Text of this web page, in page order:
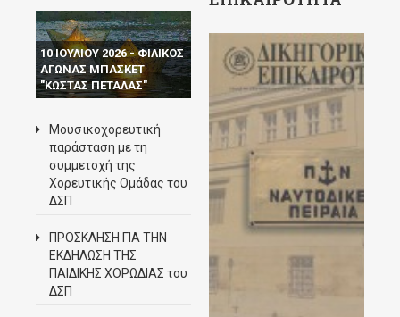
10 ΙΟΥΛΙΟΥ 2026 - ΦΙΛΙΚΟΣ
ΑΓΩΝΑΣ ΜΠΑΣΚΕΤ
"ΚΩΣΤΑΣ ΠΕΤΑΛΑΣ"
Μουσικοχορευτική
παράσταση με τη
συμμετοχή της
Χορευτικής Ομάδας του
ΔΣΠ
ΠΡΟΣΚΛΗΣΗ ΓΙΑ ΤΗΝ
ΕΚΔΗΛΩΣΗ ΤΗΣ
ΠΑΙΔΙΚΗΣ ΧΟΡΩΔΙΑΣ του
ΔΣΠ